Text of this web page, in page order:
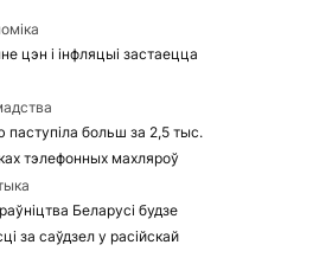
цэн і інфляцыі застаецца
паступіла больш за 2,5 тыс.
тэлефонных махляроў
Беларусі будзе
за саўдзел у расійскай